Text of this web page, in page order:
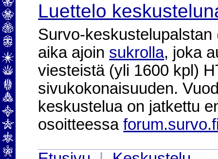
Luettelo
Survo-
aika ajoin sukrolla, joka
viesteistä (yli 1600 kpl)
sivukokonaisuuden.
keskustelua on jatkettu
osoitteessa